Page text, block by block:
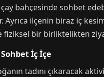
bahçesinde sohbet
Ayrıca ilçenin biraz iç
bir birliktelikten
İç İçe
tadını çıkaracak